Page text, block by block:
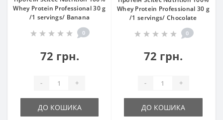
Whey Protein Professional 30 g
/1 servings/ Banana
0
72 грн.
- +
ДО КОШИКА
Whey Protein Professional 30 g
/1 servings/ Chocolate
0
72 грн.
- +
ДО КОШИКА